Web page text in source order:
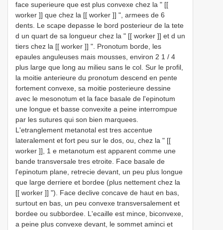
face superieure que est plus convexe chez la " [[
worker ]] que chez la [[ worker ]] ", armees de 6
dents. Le scape depasse le bord posterieur de la tete
d un quart de sa longueur chez la " [[ worker ]] et d un
tiers chez la [[ worker ]] ". Pronotum borde, les
epaules anguleuses mais mousses, environ 2 1 / 4
plus large que long au milieu sans le col. Sur le profil,
la moitie anterieure du pronotum descend en pente
fortement convexe, sa moitie posterieure dessine
avec le mesonotum et la face basale de l'epinotum
une longue et basse convexite a peine interrompue
par les sutures qui son bien marquees.
L'etranglement metanotal est tres accentue
lateralement et fort peu sur le dos, ou, chez la " [[
worker ]], 1 e metanotum est apparent comme une
bande transversale tres etroite. Face basale de
l'epinotum plane, retrecie devant, un peu plus longue
que large derriere et bordee (plus nettement chez la
[[ worker ]] "). Face declive concave de haut en bas,
surtout en bas, un peu convexe transversalement et
bordee ou subbordee. L'ecaille est mince, biconvexe,
a peine plus convexe devant, le sommet aminci et